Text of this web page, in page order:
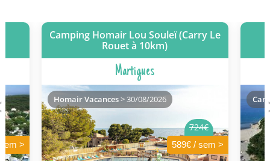
>
Camping Homair Lou Souleï (Carry Le
Rouet à 10km)
Martigues
724€
589€ / sem >
Homair Vacances> 30/08/2026